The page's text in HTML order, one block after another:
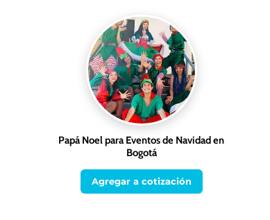
Papá Noel para Eventos de Navidad en
Bogotá
Agregar a cotización